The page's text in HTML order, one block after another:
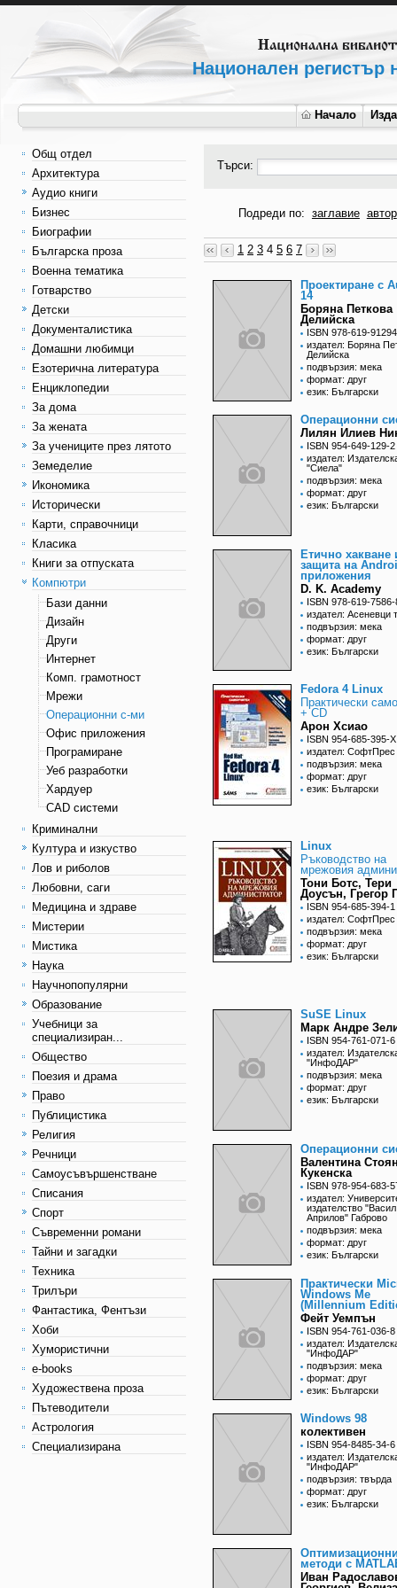
Национален регистър
Начало
Общ отдел
Архитектура
Аудио книги
Бизнес
Биографии
Българска проза
Военна тематика
Готварство
Детски
Документалистика
Домашни любимци
Езотерична литература
Енциклопедии
За дома
За жената
За учениците през лятото
Земеделие
Икономика
Исторически
Карти, справочници
Класика
Книги за отпуската
Компютри
Бази данни
Дизайн
Други
Интернет
Комп. грамотност
Мрежи
Операционни с-ми
Офис приложения
Програмиране
Уеб разработки
Хардуер
CAD системи
Криминални
Култура и изкуство
Лов и риболов
Любовни, саги
Медицина и здраве
Мистерии
Мистика
Наука
Научнопопулярни
Образование
Учебници за
специализиран...
Общество
Поезия и драма
Право
Публицистика
Религия
Речници
Самоусъвършенстване
Списания
Спорт
Съвременни романи
Тайни и загадки
Техника
Трилъри
Фантастика, Фентъзи
Хоби
Хумористични
e-books
Художествена проза
Пътеводители
Астрология
Специализирана
Търси:
Подреди по: заглавие автор
1 2 3 4 5 6 7
Проектиране с
14
Боряна Петкова
Делийска
ISBN 978-619-
издател: Боряна
Делийска
подвързия: мека
формат: друг
език: Български
Операционни
Лилян Илиев
ISBN 954-649-129-2
издател:
"Сиела"
подвързия: мека
формат: друг
език: Български
Етично хакване
защита на
приложения
D. K. Academy
ISBN 978-619-
издател: Асеневци
подвързия: мека
формат: друг
език: Български
Fedora 4 Linux
Практически
+ CD
Арон Хсиао
ISBN 954-685-395-X
издател: СофтПрес
подвързия: мека
формат: друг
език: Български
Linux
Ръководство на
мрежовия
Тони Ботс, Тери
Доусън, Грегор
ISBN 954-685-394-1
издател: СофтПрес
подвързия: мека
формат: друг
език: Български
SuSE Linux
Марк Андре
ISBN 954-761-071-6
издател:
"ИнфоДАР"
подвързия: мека
формат: друг
език: Български
Операционни
Валентина
Кукенска
ISBN 978-954-683-
издател:
издателство "Васил
Априлов" Габрово
подвързия: мека
формат: друг
език: Български
Практически
Windows Me
(Millennium
Фейт Уемпън
ISBN 954-761-036-8
издател:
"ИнфоДАР"
подвързия: мека
формат: друг
език: Български
Windows 98
колективен
ISBN 954-8485-34-6
издател:
"ИнфоДАР"
подвързия: твърда
формат: друг
език: Български
методи с
Иван